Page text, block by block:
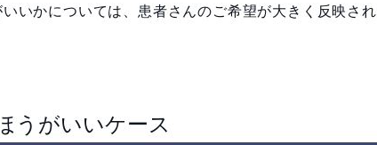
いかについては、患者さんのご希望が大きく反映され
うがいいケース